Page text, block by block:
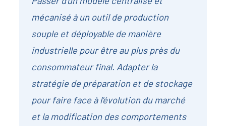
mécanisé à un outil de production
souple et déployable de manière
industrielle pour être au plus près du
consommateur final. Adapter la
stratégie de préparation et de stockage
pour faire face à l'évolution du marché
et la modification des comportements